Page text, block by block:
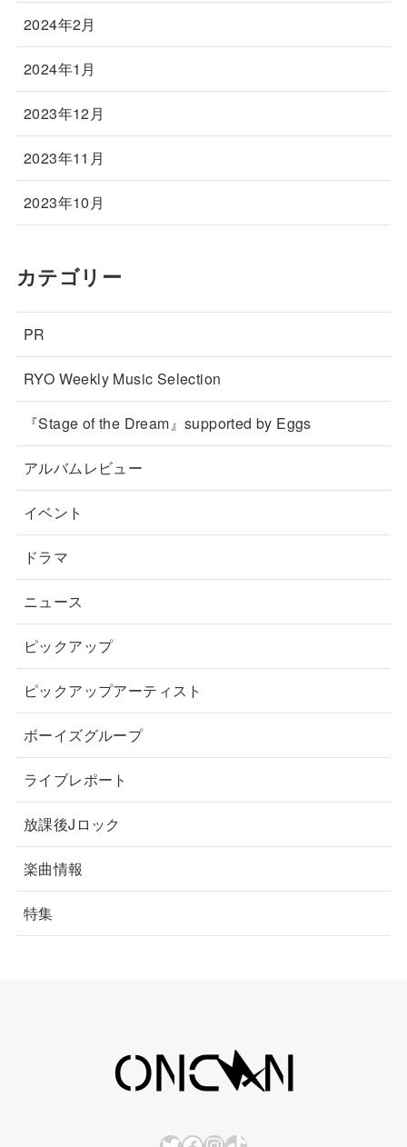
2024年2月
2024年1月
2023年12月
2023年11月
2023年10月
カテゴリー
PR
RYO Weekly Music Selection
『Stage of the Dream』supported by Eggs
アルバムレビュー
イベント
ドラマ
ニュース
ピックアップ
ピックアップアーティスト
ボーイズグループ
ライブレポート
放課後Jロック
楽曲情報
特集